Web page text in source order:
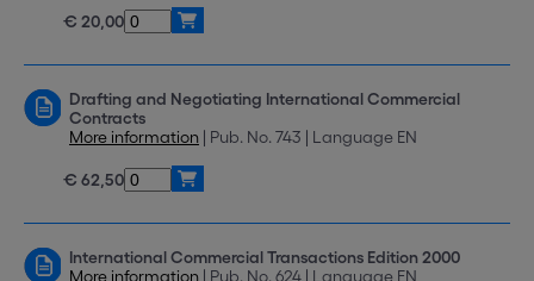
€ 20,00
Drafting and Negotiating International Commercial
Contracts
More information | Pub. No. 743 | Language EN
€ 62,50
International Commercial Transactions Edition 2000
More information | Pub. No. 624 | Language EN